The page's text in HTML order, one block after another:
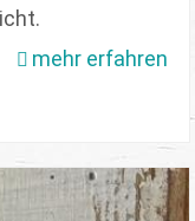
mehr erfahren